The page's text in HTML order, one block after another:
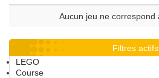
Aucun jeu ne correspond
Filtres actifs
LEGO
Course